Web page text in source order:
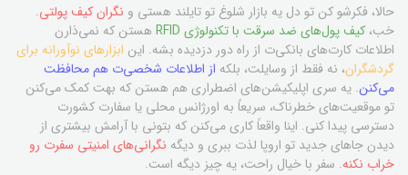
حالا، فکرشو کن تو دل یه بازار شلوغ تو تایلند هستی و نگران کیف پولتی.
خب، کیف پول‌های ضد سرقت با تکنولوژی RFID
هستن که نمی‌ذارن
اطلاعات کارت‌های بانکی‌ت از راه دور دزدیده بشه. این ابزارهای نوآورانه برای
گردشگران، نه فقط از وسایلت، بلکه از اطلاعات شخصی‌ت هم محافظت
می‌کنن. یه سری اپلیکیشن‌های اضطراری هم هستن که بهت کمک می‌کنن
تو موقعیت‌های خطرناک، سریعاً به اورژانس محلی یا سفارت کشورت
دسترسی پیدا کنی. اینا واقعاً کاری می‌کنن که بتونی با آرامش بیشتری از
دیدن جاهای جدید تو اروپا لذت ببری و دیگه نگرانی‌های امنیتی سفرت رو
خراب نکنه. سفر با خیال راحت، یه چیز دیگه است.